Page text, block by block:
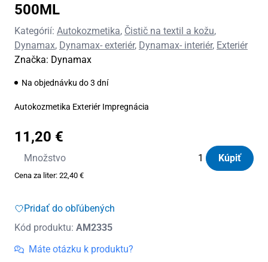
500ML
Kategórií: Autokozmetika, Čistič na textil a kožu,
Dynamax, Dynamax- exteriér, Dynamax- interiér, Exteriér
Značka: Dynamax
Na objednávku do 3 dní
Autokozmetika Exteriér Impregnácia
11,20 €
Množstvo
množstvo
DYNAMAX
500ML
Kúpiť
Cena za liter: 22,40 €
Pridať do obľúbených
Kód produktu: AM2335
Máte otázku k produktu?